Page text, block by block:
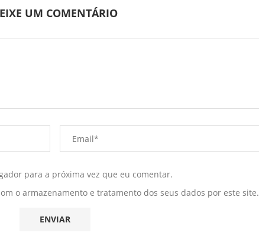
UM COMENTÁRIO
para a próxima vez que eu comentar.
o armazenamento e tratamento dos seus dados por este site.